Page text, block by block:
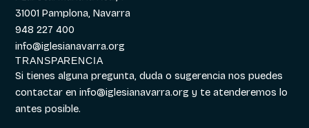
31001 Pamplona, Navarra
948 227 400
info@iglesianavarra.org
TRANSPARENCIA
Si tienes alguna pregunta, duda o sugerencia nos puedes
contactar eninfo@iglesianavarra.org y te atenderemos lo
antes posible.